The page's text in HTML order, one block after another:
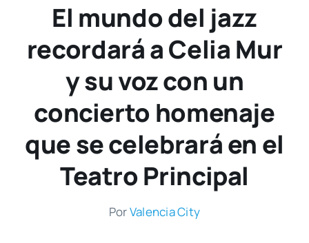
El mundo del jazz
recordará a Celia Mur
y su voz con un
concierto homenaje
que se celebrará en el
Teatro Principal
PorValen­cia City